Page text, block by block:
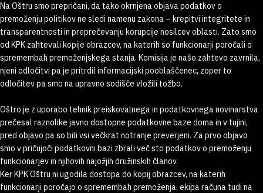
Na Oštru smo prepričani, da tako okrnjena objava podatkov o
premoženju politikov ne sledi namenu zakona – krepitvi integritete in
transparentnosti in preprečevanju korupcije nosilcev oblasti. Zato smo
od KPK zahtevali kopije obrazcev, na katerih so funkcionarji poročali o
spremembah premoženjskega stanja. Komisija je našo zahtevo zavrnila,
njeni odločitvi pa je pritrdil informacijski pooblaščenec, zoper to
odločitev pa smo na upravno sodišče vložili tožbo.
Oštro je z uporabo tehnik preiskovalnega in podatkovnega novinarstva
prečesal raznolike javno dostopne podatkovne baze doma in v tujini,
pred objavo pa so bili vsi večkrat notranje preverjeni. Za prvo objavo
smo v pričujoči podatkovni bazi zbrali več sto podatkov o premoženju
funkcionarjev in njihovih najožjih družinskih članov.
Ker KPK Oštru ni ugodila dostopa do kopij obrazcev, na katerih
funkcionarji poročajo o spremembah premoženja, ekipa računa tudi na